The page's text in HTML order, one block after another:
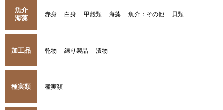
魚介
海藻
赤身 白身 甲殻類 海藻 魚介：その他 貝類
加工品 乾物 練り製品 漬物
種実類 種実類